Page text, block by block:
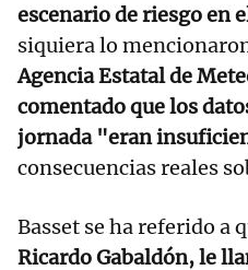
escenario de riesgo en
siquiera lo
Agencia Estatal de
comentado que los
jornada "eran
consecuencias reales
Basset se ha referido a
Ricardo Gabaldón, le